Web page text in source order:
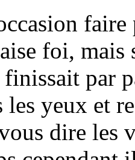
faire
foi, mais
par
les yeux et
dire les